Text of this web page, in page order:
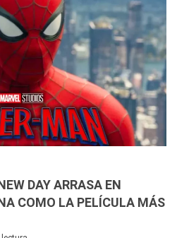
DAY ARRASA EN
COMO LA PELÍCULA MÁS